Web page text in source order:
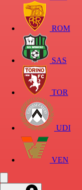
ROM
SAS
TOR
UDI
VEN